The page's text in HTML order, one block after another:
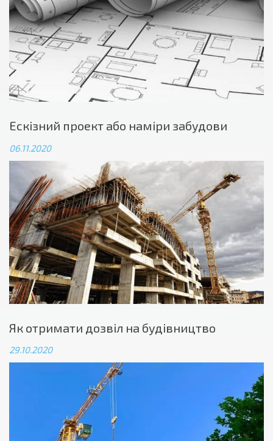
Ескізний проект або наміри забудови
06.11.2020
Як отримати дозвіл на будівництво
29.10.2020